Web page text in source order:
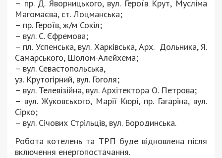
– пр. Д. Яворницького, вул. Героїв Крут, Мусліма
Магомаєва, ст. Лоцманська;
– пр. Героїв, ж/м Сокіл;
– вул. С. Єфремова;
– пл. Успенська, вул. Харківська, Арх. Дольника, Я.
Самарського, Шолом-Алейхема;
– вул. Севастопольська,
уз. Крутогірний, вул. Гоголя;
– вул. Телевізійна, вул. Архітектора О. Петрова;
– вул. Жуковського, Марії Кюрі, пр. Гагаріна, вул.
Сірко;
– вул. Січових Стрільців, вул. Бородинська.
Робота котелень та ТРП буде відновлена після
включення енергопостачання.